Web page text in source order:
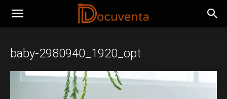
baby-2980940_1920_opt